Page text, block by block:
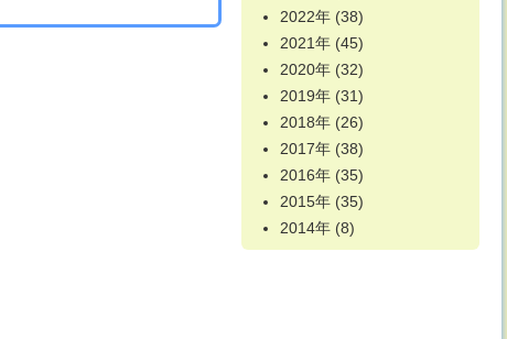
2022年(38)
2021年(45)
2020年(32)
2019年(31)
2018年(26)
2017年(38)
2016年(35)
2015年(35)
2014年(8)